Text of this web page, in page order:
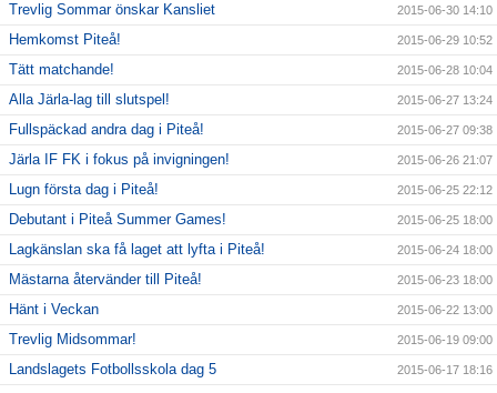
Trevlig Sommar önskar Kansliet 2015-06-30 14:10
Hemkomst Piteå! 2015-06-29 10:52
Tätt matchande! 2015-06-28 10:04
Alla Järla-lag till slutspel! 2015-06-27 13:24
Fullspäckad andra dag i Piteå! 2015-06-27 09:38
Järla IF FK i fokus på invigningen! 2015-06-26 21:07
Lugn första dag i Piteå! 2015-06-25 22:12
Debutant i Piteå Summer Games! 2015-06-25 18:00
Lagkänslan ska få laget att lyfta i Piteå! 2015-06-24 18:00
Mästarna återvänder till Piteå! 2015-06-23 18:00
Hänt i Veckan 2015-06-22 13:00
Trevlig Midsommar! 2015-06-19 09:00
Landslagets Fotbollsskola dag 5 2015-06-17 18:16